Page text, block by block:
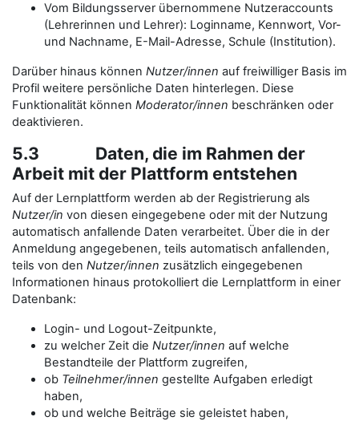
Vom Bildungsserver übernommene Nutzeraccounts
(Lehrerinnen und Lehrer): Loginname, Kennwort, Vor-
und Nachname, E-Mail-Adresse, Schule (Institution).
Darüber hinaus können Nutzer/innen auf freiwilliger Basis im
Profil weitere persönliche Daten hinterlegen. Diese
Funktionalität können Moderator/innen beschränken oder
deaktivieren.
5.3 Daten, die im Rahmen der
Arbeit mit der Plattform entstehen
Auf der Lernplattform werden ab der Registrierung als
Nutzer/in von diesen eingegebene oder mit der Nutzung
automatisch anfallende Daten verarbeitet. Über die in der
Anmeldung angegebenen, teils automatisch anfallenden,
teils von den Nutzer/innen zusätzlich eingegebenen
Informationen hinaus protokolliert die Lernplattform in einer
Datenbank:
Login- und Logout-Zeitpunkte,
zu welcher Zeit die Nutzer/innen auf welche
Bestandteile der Plattform zugreifen,
ob Teilnehmer/innen gestellte Aufgaben erledigt
haben,
ob und welche Beiträge sie geleistet haben,